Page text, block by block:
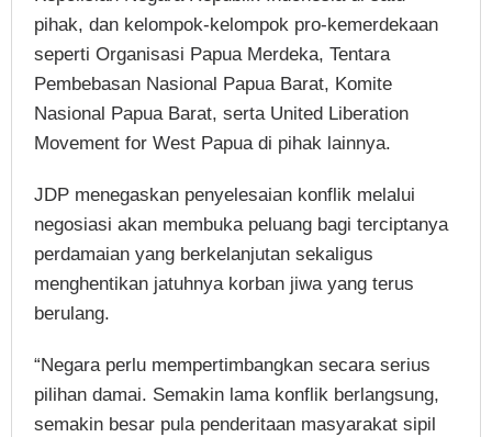
pihak, dan kelompok-kelompok pro-kemerdekaan
seperti Organisasi Papua Merdeka, Tentara
Pembebasan Nasional Papua Barat, Komite
Nasional Papua Barat, serta United Liberation
Movement for West Papua di pihak lainnya.
JDP menegaskan penyelesaian konflik melalui
negosiasi akan membuka peluang bagi terciptanya
perdamaian yang berkelanjutan sekaligus
menghentikan jatuhnya korban jiwa yang terus
berulang.
“Negara perlu mempertimbangkan secara serius
pilihan damai. Semakin lama konflik berlangsung,
semakin besar pula penderitaan masyarakat sipil